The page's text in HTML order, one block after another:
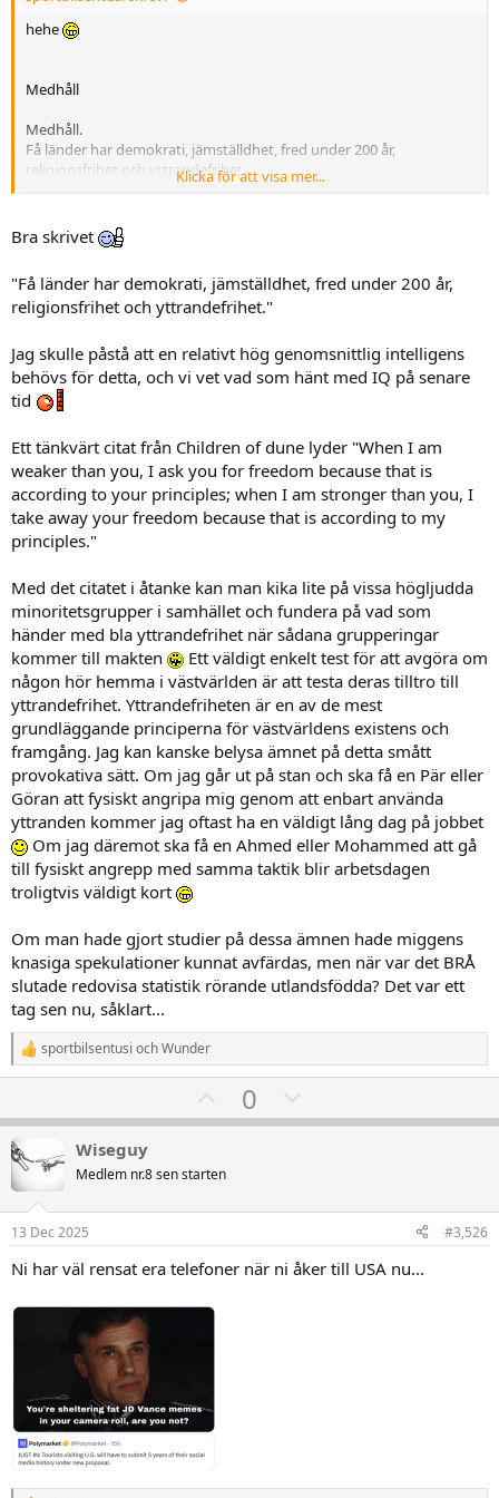
hehe
Medhåll
Medhåll.
Få länder har demokrati, jämställdhet, fred under 200 år,
religionsfrihet och yttrandefrihet.
Nu håller samhällskontraktet på att raseras då det finns alltför stor
del av befolkningen som INTE bidrar. Utöver det många som AKTIVT
ensam)
Så hårdhanskarna på dom som inte bidrar, men som skulle KUNNA
Vi ska ha pengar över, till de som inte KAN bidra!
Klicka för att visa mer...
Bra skrivet
"Få länder har demokrati, jämställdhet, fred under 200 år,
religionsfrihet och yttrandefrihet."
Jag skulle påstå att en relativt hög genomsnittlig intelligens
behövs för detta, och vi vet vad som hänt med IQ på senare
tid
Ett tänkvärt citat från Children of dune lyder "When I am
weaker than you, I ask you for freedom because that is
according to your principles; when I am stronger than you, I
take away your freedom because that is according to my
principles."
Med det citatet i åtanke kan man kika lite på vissa högljudda
minoritetsgrupper i samhället och fundera på vad som
händer med bla yttrandefrihet när sådana grupperingar
kommer till makten
Ett väldigt enkelt test för att avgöra om
någon hör hemma i västvärlden är att testa deras tilltro till
yttrandefrihet. Yttrandefriheten är en av de mest
grundläggande principerna för västvärldens existens och
framgång. Jag kan kanske belysa ämnet på detta smått
provokativa sätt. Om jag går ut på stan och ska få en Pär eller
Göran att fysiskt angripa mig genom att enbart använda
yttranden kommer jag oftast ha en väldigt lång dag på jobbet
Om jag däremot ska få en Ahmed eller Mohammed att gå
till fysiskt angrepp med samma taktik blir arbetsdagen
troligtvis väldigt kort
Om man hade gjort studier på dessa ämnen hade miggens
knasiga spekulationer kunnat avfärdas, men när var det BRÅ
slutade redovisa statistik rörande utlandsfödda? Det var ett
tag sen nu, såklart...
R
e
t
i
o
n
r
:
sportbilsentusi ochWunder
U
p
o
t
0
o
v
t
e
Wiseguy
Medlem nr.8 sen starten
13 Dec 2025 #3,526
Ni har väl rensat era telefoner när ni åker till USA nu...